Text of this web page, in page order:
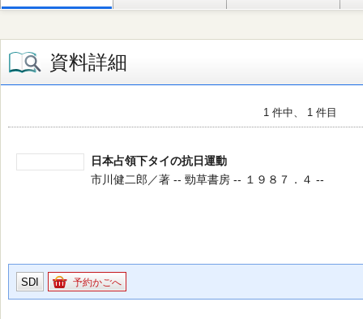
資料詳細
1 件中、 1 件目
日本占領下タイの抗日運動
市川健二郎／著 -- 勁草書房 -- １９８７．４ --
SDI 予約かごへ